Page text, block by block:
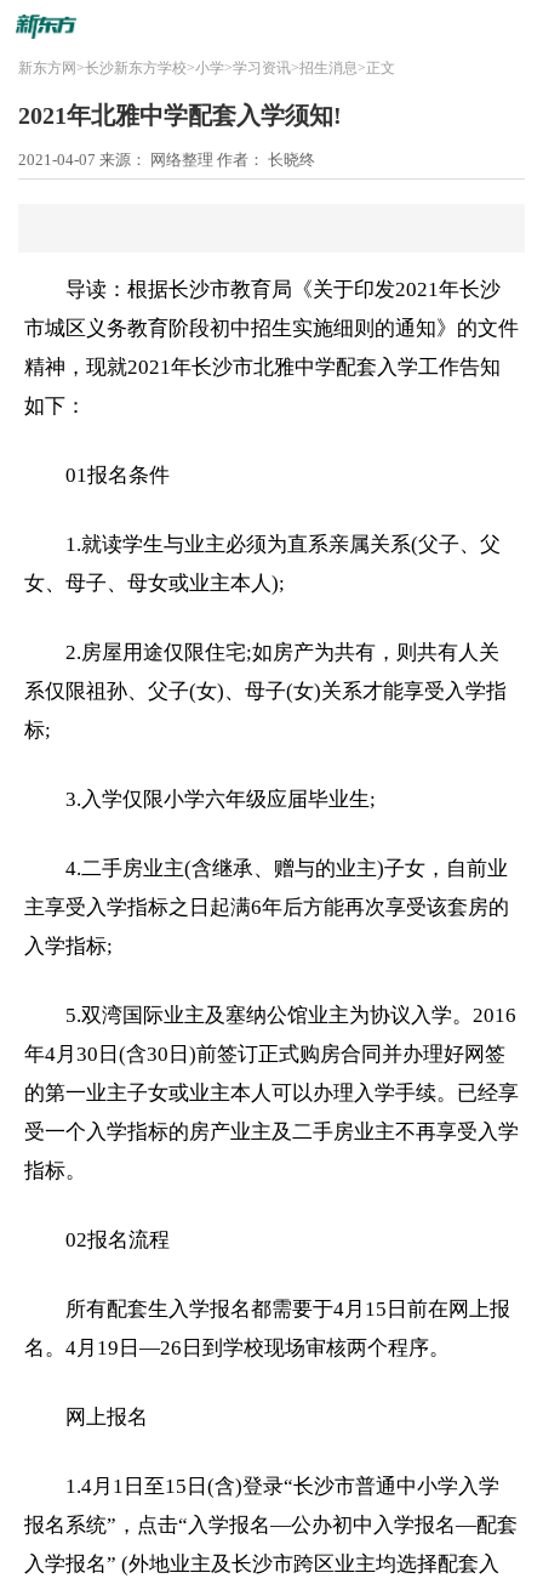
新东方网 >长沙新东方学校>小学>学习资讯>招生消息>正文
2021年北雅中学配套入学须知!
2021-04-07 来源： 网络整理 作者： 长晓终
导读：根据长沙市教育局《关于印发2021年长沙
市城区义务教育阶段初中招生实施细则的通知》的文件
精神，现就2021年长沙市北雅中学配套入学工作告知
如下：
01报名条件
1.就读学生与业主必须为直系亲属关系(父子、父
女、母子、母女或业主本人);
2.房屋用途仅限住宅;如房产为共有，则共有人关
系仅限祖孙、父子(女)、母子(女)关系才能享受入学指
标;
3.入学仅限小学六年级应届毕业生;
4.二手房业主(含继承、赠与的业主)子女，自前业
主享受入学指标之日起满6年后方能再次享受该套房的
入学指标;
5.双湾国际业主及塞纳公馆业主为协议入学。2016
年4月30日(含30日)前签订正式购房合同并办理好网签
的第一业主子女或业主本人可以办理入学手续。已经享
受一个入学指标的房产业主及二手房业主不再享受入学
指标。
02报名流程
所有配套生入学报名都需要于4月15日前在网上报
名。4月19日—26日到学校现场审核两个程序。
网上报名
1.4月1日至15日(含)登录“长沙市普通中小学入学
报名系统”，点击“入学报名—公办初中 入学报名—配套
入学报名” (外地业主及长沙市跨区业主均选择配套入